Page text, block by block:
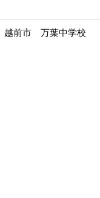
越前市 万葉中学校